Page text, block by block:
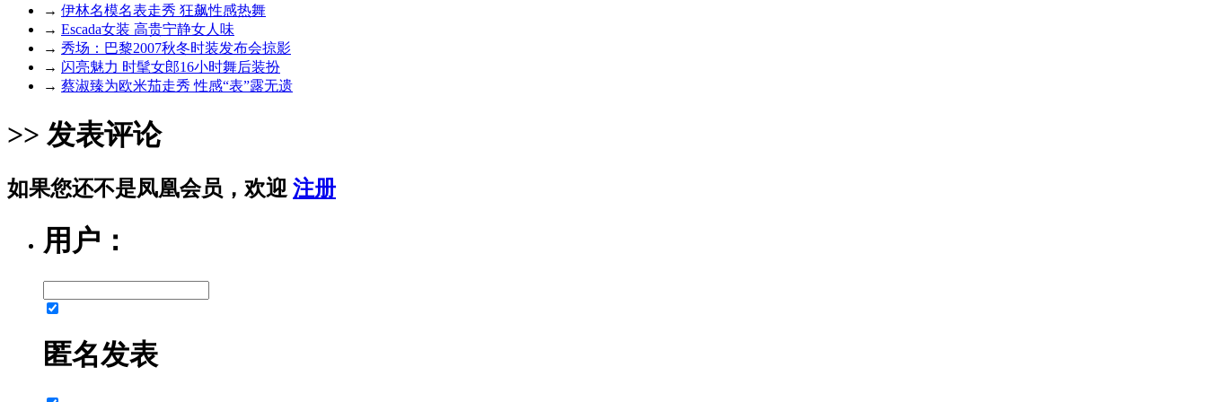
→ 伊林名模名表走秀 狂飙性感热舞
→ Escada女装 高贵宁静女人味
→ 秀场：巴黎2007秋冬时装发布会掠影
→ 闪亮魅力 时髦女郎16小时舞后装扮
→ 蔡淑臻为欧米茄走秀 性感“表”露无遗
>> 发表评论
如果您还不是凤凰会员，欢迎 注册
用户：
匿名发表